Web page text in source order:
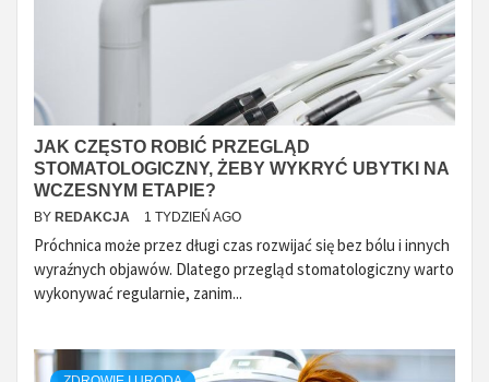
JAK CZĘSTO ROBIĆ PRZEGLĄD
STOMATOLOGICZNY, ŻEBY WYKRYĆ UBYTKI NA
WCZESNYM ETAPIE?
BY REDAKCJA 1 TYDZIEŃ AGO
Próchnica może przez długi czas rozwijać się bez bólu i innych
wyraźnych objawów. Dlatego przegląd stomatologiczny warto
wykonywać regularnie, zanim...